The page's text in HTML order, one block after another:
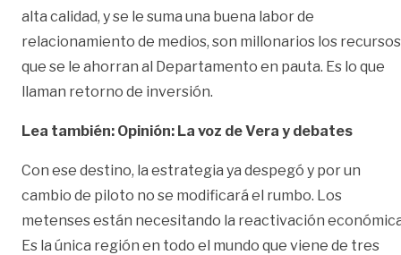
alta calidad, y se le suma una buena labor de
relacionamiento de medios, son millonarios los recursos
que se le ahorran al Departamento en pauta. Es lo que
llaman retorno de inversión.
Lea también: Opinión: La voz de Vera y debates
Con ese destino, la estrategia ya despegó y por un
cambio de piloto no se modificará el rumbo. Los
metenses están necesitando la reactivación
Es la única región en todo el mundo que viene de tres